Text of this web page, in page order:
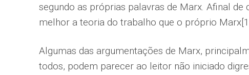
segundo as próprias palavras de Marx. Afinal
melhor a teoria do trabalho que o próprio
Algumas das argumentações de Marx,
todos, podem parecer ao leitor não iniciado